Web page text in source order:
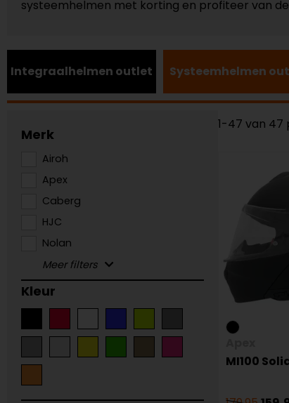
systeemhelmen met korting en profiteer van
Integraalhelmen outlet Systeemhelmen
Merk
Airoh
Apex
Caberg
HJC
Nolan
Kleur
1-47 van 47
MI100